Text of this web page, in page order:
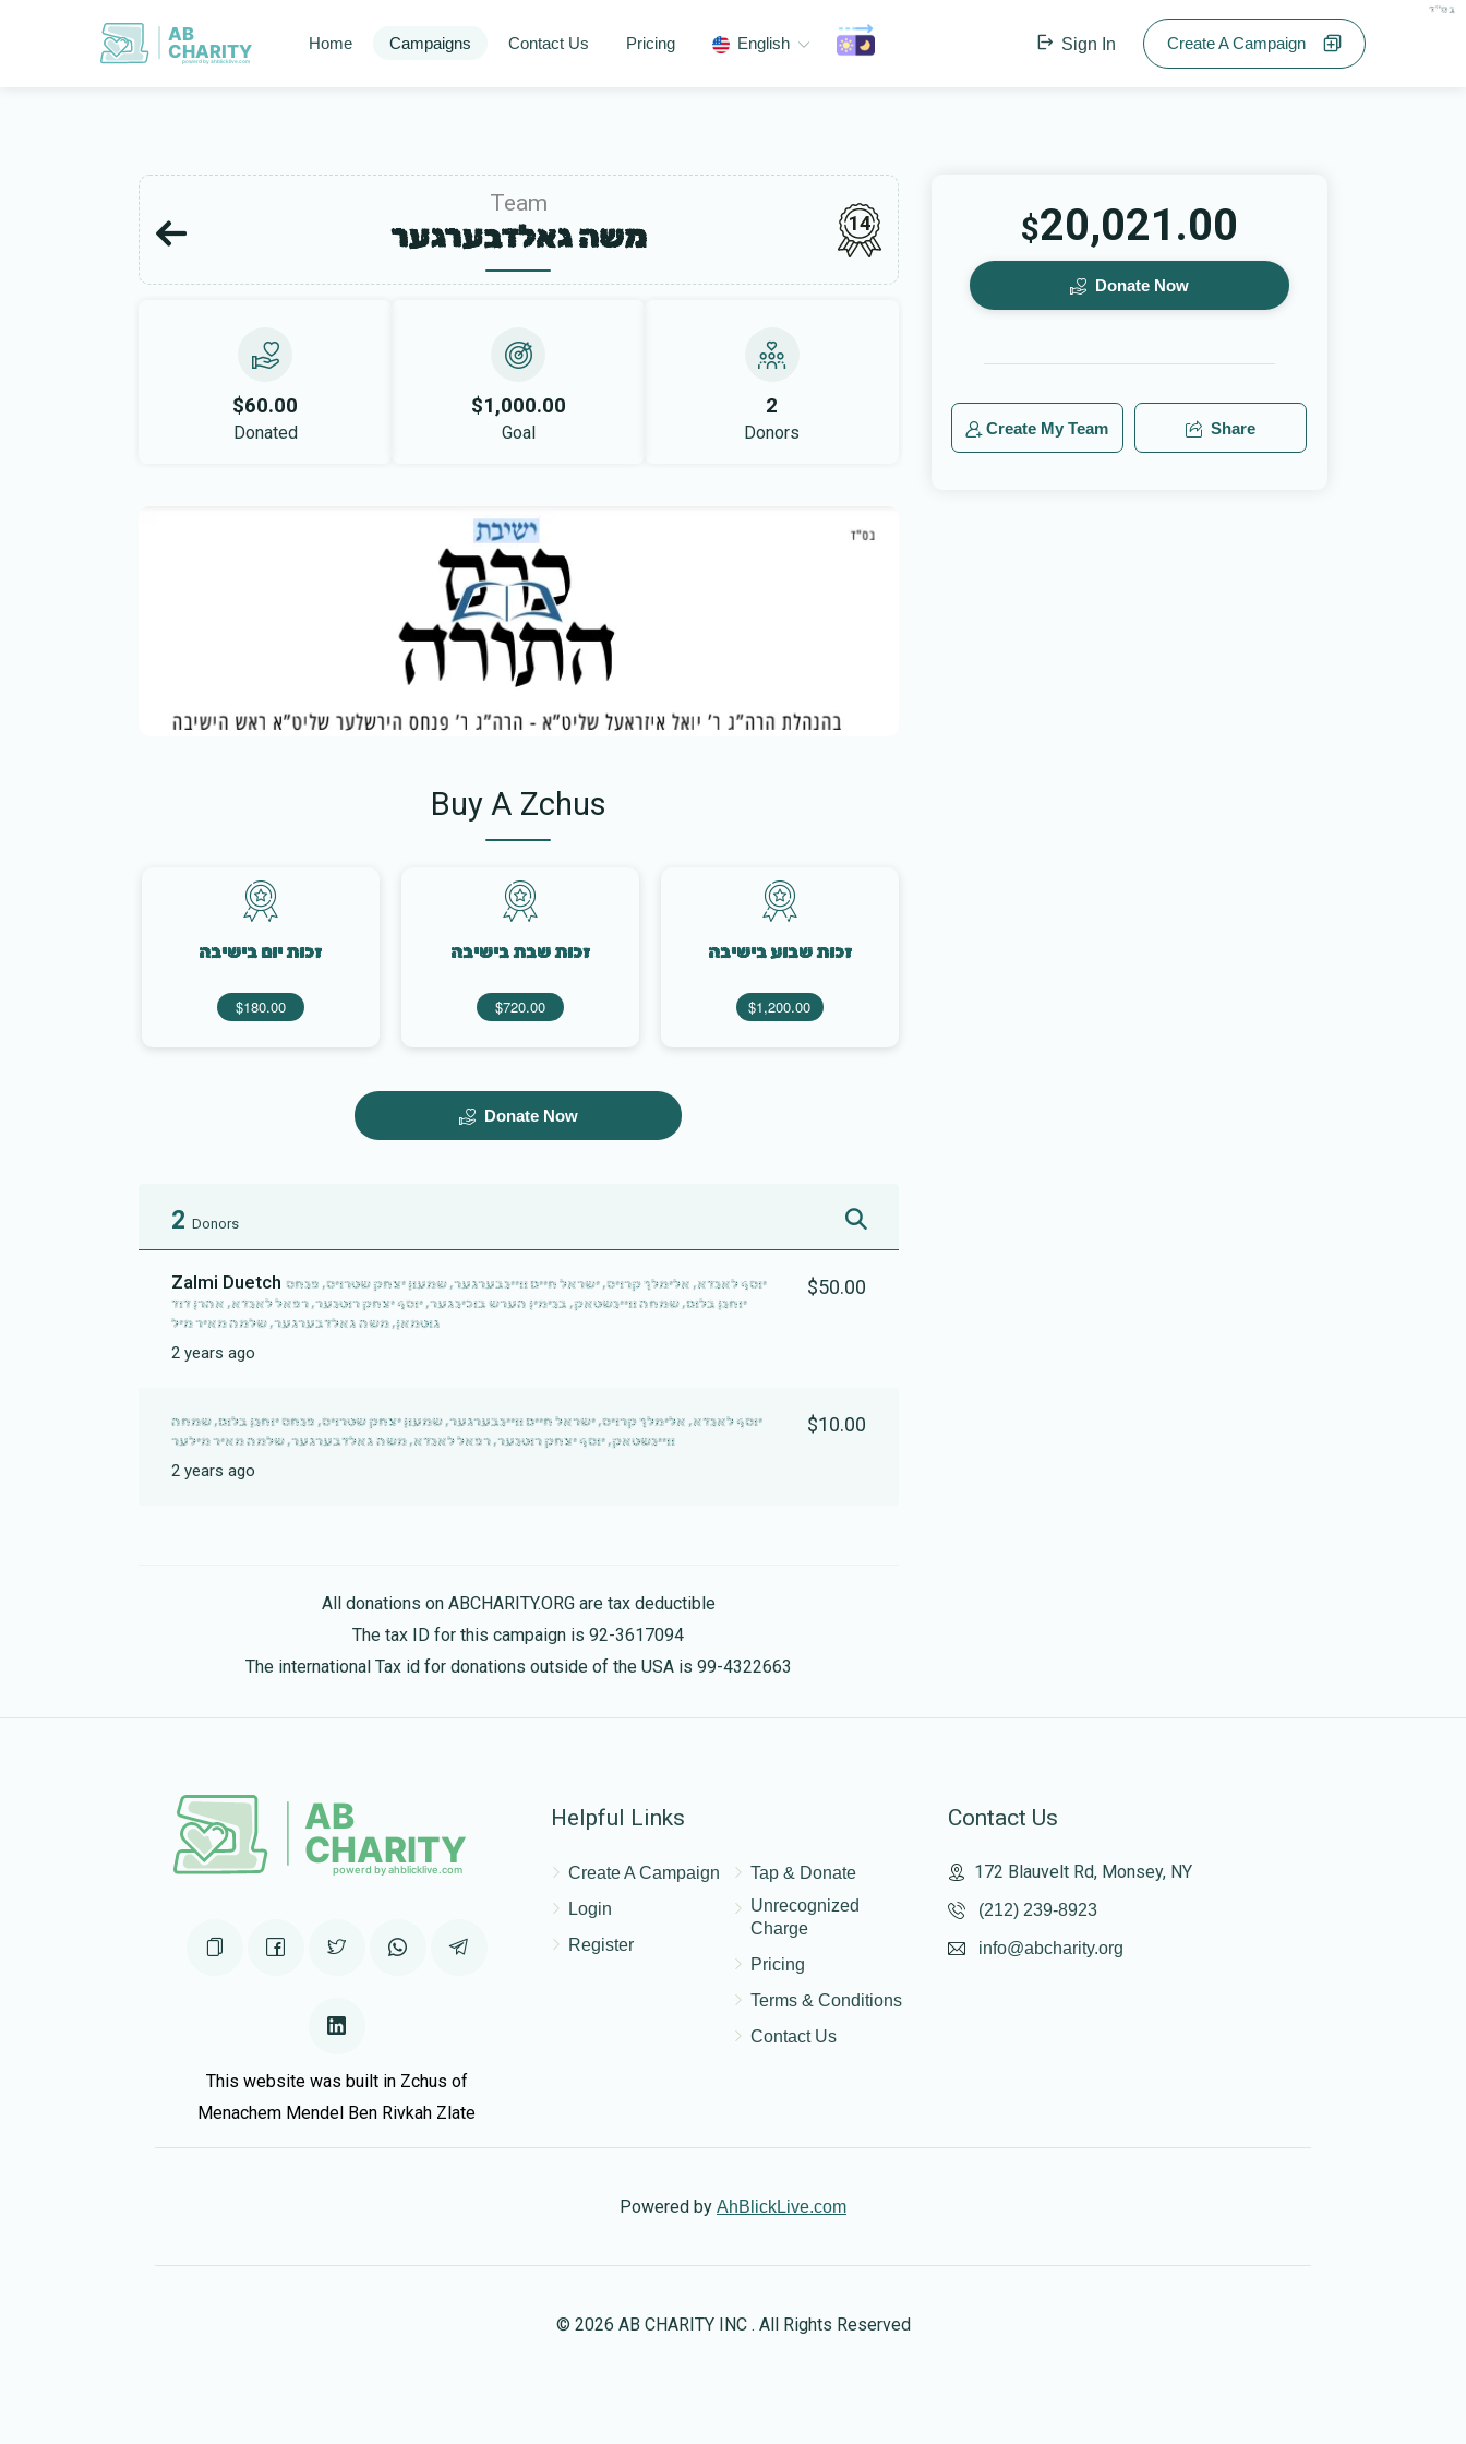
בס"ד
AB
CHARITY
powerd by ahblicklive.com
Home Campaigns Contact Us Pricing English Sign In Create A Campaign
Team
משה גאלדבערגער 14
$60.00
Donated
$1,000.00
Goal
2
Donors
Buy A Zchus
זכות שבוע בישיבה
$1,200.00
זכות שבת בישיבה
$720.00
זכות יום בישיבה
$180.00
Donate Now
2 Donors
Zalmi Duetch יוסף לאנדא, אלימלך קרויס, ישראל חיים וויינבערגער, שמעון יצחק שטרויס, פנחס
יוחנן בלום, שמחה וויינשטאק, בנימין הערש בוכינגער, יוסף יצחק רוטנער, רפאל לאנדא, אהרן דוד
גוטמאן, משה גאלדבערגער, שלמה מאיר מיל
2 years ago
$50.00
יוסף לאנדא, אלימלך קרויס, ישראל חיים וויינבערגער, שמעון יצחק שטרויס, פנחס יוחנן בלום, שמחה
וויינשטאק, יוסף יצחק רוטנער, רפאל לאנדא, משה גאלדבערגער, שלמה מאיר מילער
2 years ago
$10.00
All donations on ABCHARITY.ORG are tax deductible
The tax ID for this campaign is 92-3617094
The international Tax id for donations outside of the USA is 99-4322663
$20,021.00
Donate Now
Create My Team Share
This website was built in Zchus of
Menachem Mendel Ben Rivkah Zlate
Helpful Links
Create A Campaign
Login
Register
Tap & Donate
Unrecognized
Charge
Pricing
Terms & Conditions
Contact Us
Contact Us
172 Blauvelt Rd, Monsey, NY
(212) 239-8923
info@abcharity.org
Powered by AhBlickLive.com
© 2026 AB CHARITY INC . All Rights Reserved